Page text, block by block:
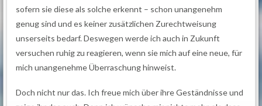
sofern sie diese als solche erkennt – schon unangenehm
genug sind und es keiner zusätzlichen Zurechtweisung
unserseits bedarf. Deswegen werde ich auch in Zukunft
versuchen ruhig zu reagieren, wenn sie mich auf eine neue, für
mich unangenehme Überraschung hinweist.
Doch nicht nur das. Ich freue mich über ihre Geständnisse und